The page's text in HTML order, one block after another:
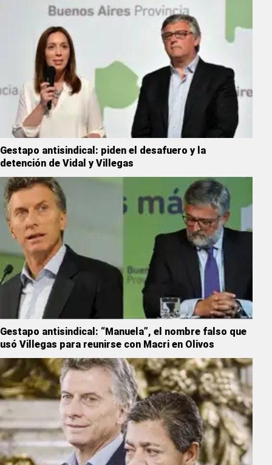
Gestapo antisindical: piden el desafuero y la
detención de Vidal y Villegas
Gestapo antisindical: “Manuela”, el nombre falso que
usó Villegas para reunirse con Macri en Olivos